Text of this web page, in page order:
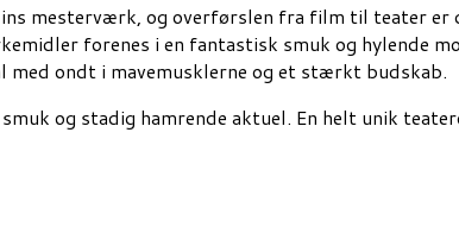
mesterværk, og overførslen fra film til teater
forenes i en fantastisk smuk og hylende
med ondt i mavemusklerne og et stærkt budskab.
og stadig hamrende aktuel. En helt unik